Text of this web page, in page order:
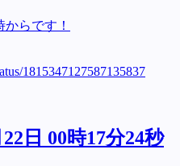
らです！
1815347127587135837
日 00時17分24秒